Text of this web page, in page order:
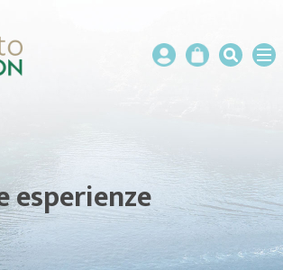
esperienze